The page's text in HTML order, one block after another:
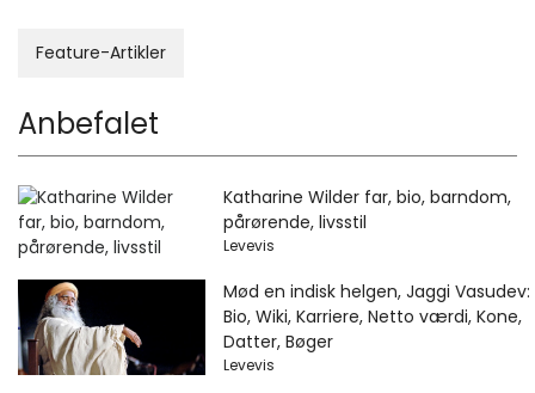
Feature-Artikler
Anbefalet
Katharine Wilder far, bio, barndom,
pårørende, livsstil
Levevis
Mød en indisk helgen, Jaggi Vasudev:
Bio, Wiki, Karriere, Netto værdi, Kone,
Datter, Bøger
Levevis